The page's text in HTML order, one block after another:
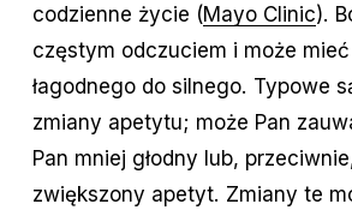
codzienne życie (Mayo Clinic).
częstym odczuciem i może
łagodnego do silnego. Typowe
zmiany apetytu; może Pan
Pan mniej głodny lub,
zwiększony apetyt. Zmiany te